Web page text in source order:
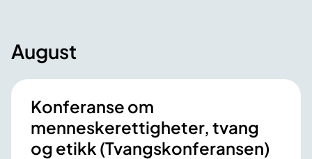
August
Konferanse om
menneskerettigheter, tvang
og etikk (Tvangskonferansen)